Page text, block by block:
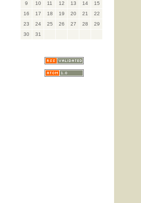
9
10 11 12 13 14
15
16
17 18 19 20 21
22
23
24 25 26 27 28
29
30
31